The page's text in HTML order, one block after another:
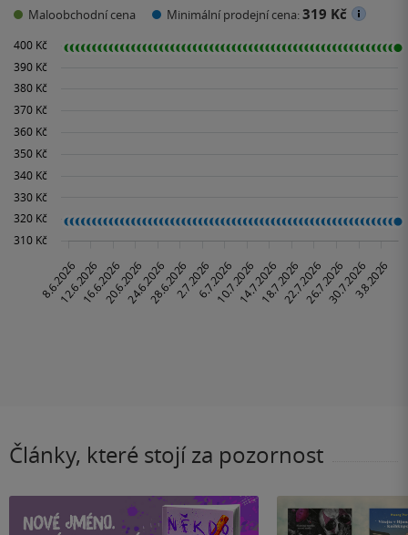
Maloobchodní cena Minimální prodejní cena:319 Kč
Články, které stojí za pozornost